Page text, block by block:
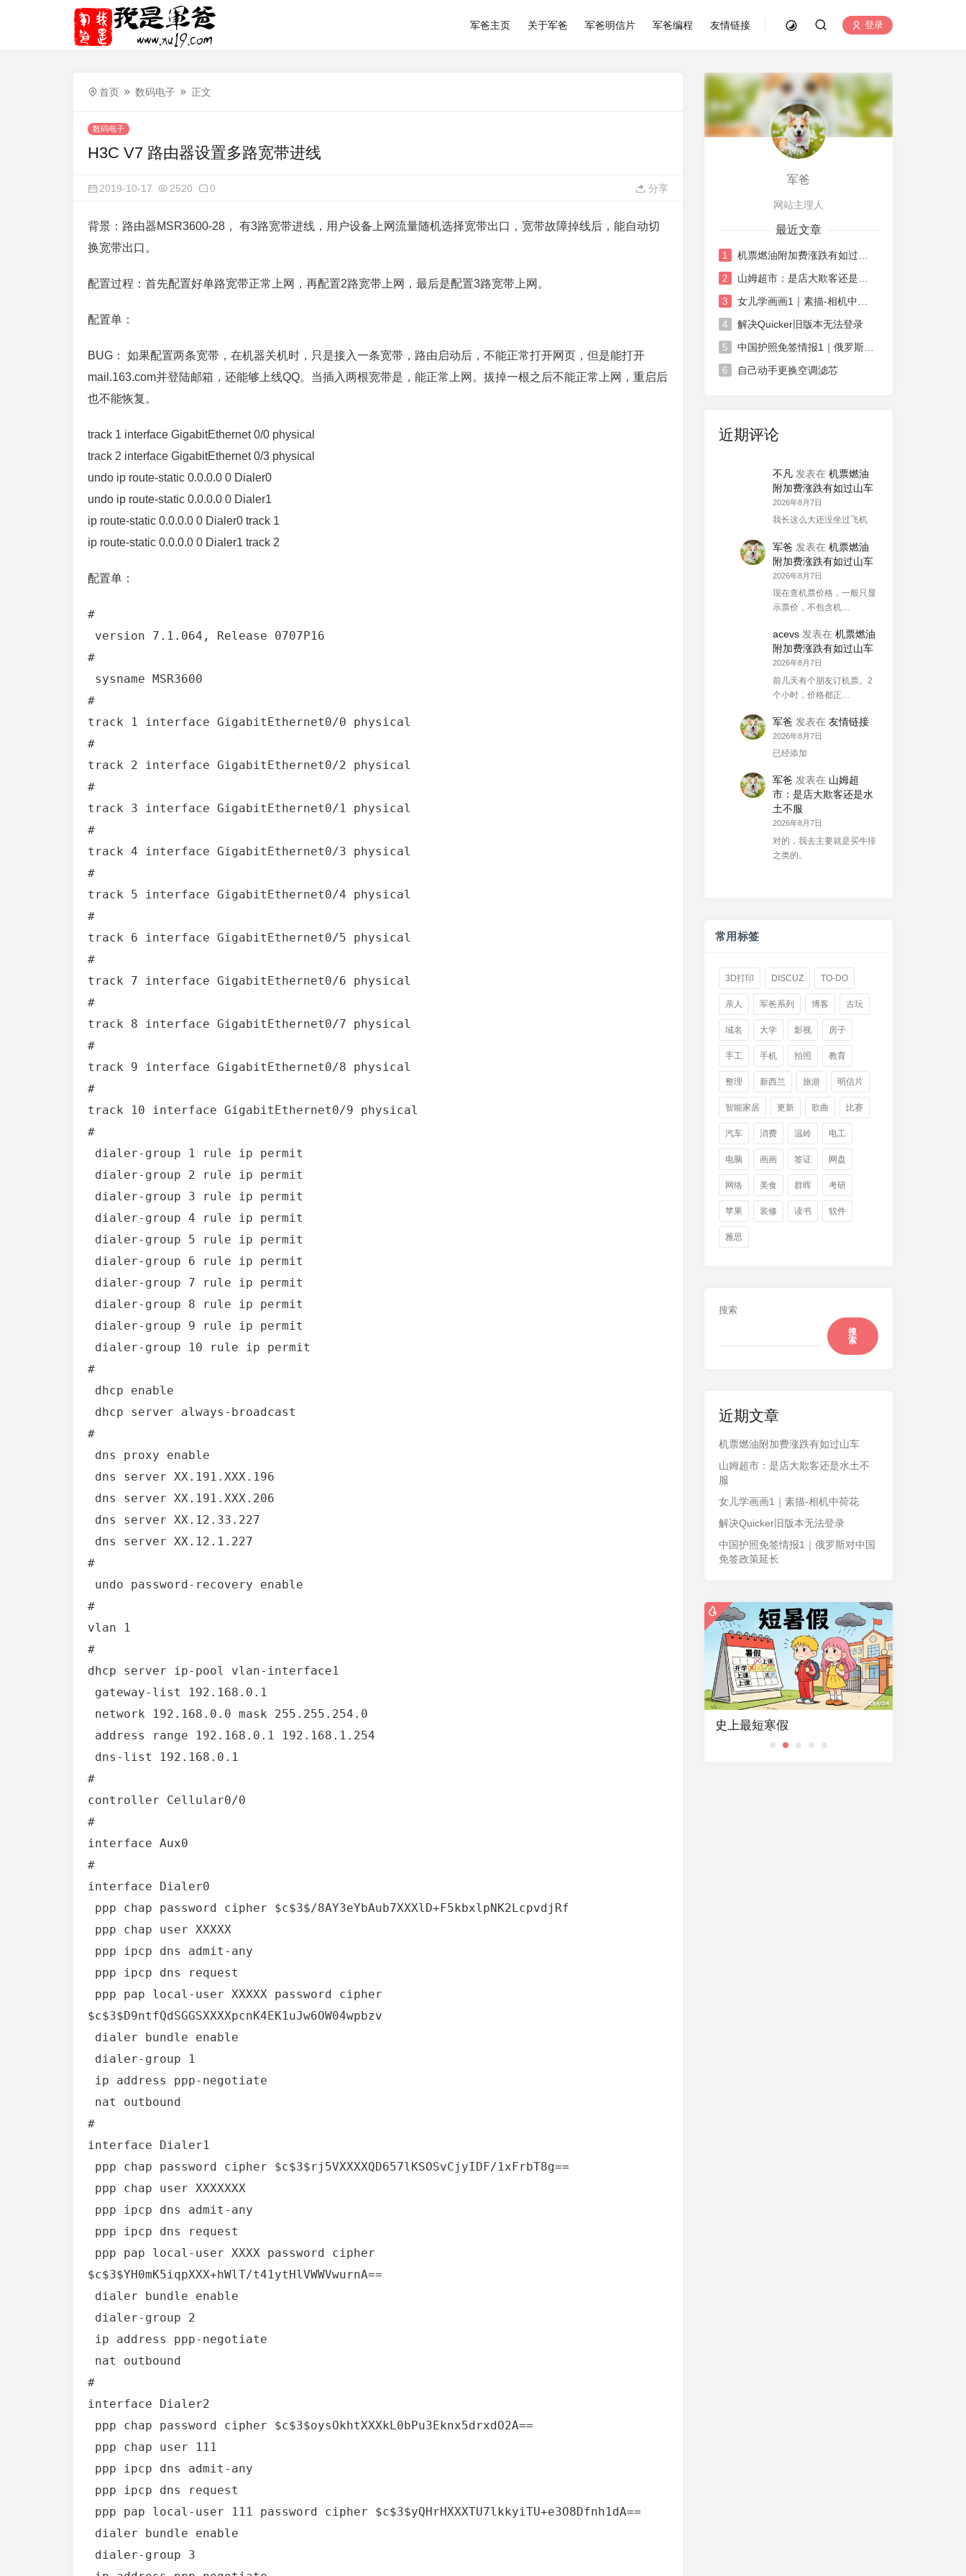
军爸主页 关于军爸 军爸明信片 军爸编程 友情链接 登录
首页 数码电子 正文
数码电子
H3C V7 路由器设置多路宽带进线
2019-10-17 2520 0 分享
背景：路由器MSR3600-28， 有3路宽带进线，用户设备上网流量随机选择宽带出口，宽带故障掉线后，能自动切
换宽带出口。
配置过程：首先配置好单路宽带正常上网，再配置2路宽带上网，最后是配置3路宽带上网。
配置单：
BUG： 如果配置两条宽带，在机器关机时，只是接入一条宽带，路由启动后，不能正常打开网页，但是能打开
mail.163.com并登陆邮箱，还能够上线QQ。当插入两根宽带是，能正常上网。拔掉一根之后不能正常上网，重启后
也不能恢复。
track 1 interface GigabitEthernet 0/0 physical
track 2 interface GigabitEthernet 0/3 physical
undo ip route-static 0.0.0.0 0 Dialer0
undo ip route-static 0.0.0.0 0 Dialer1
ip route-static 0.0.0.0 0 Dialer0 track 1
ip route-static 0.0.0.0 0 Dialer1 track 2
配置单：
#
#
#
track 1 interface GigabitEthernet0/0 physical
#
track 2 interface GigabitEthernet0/2 physical
#
track 3 interface GigabitEthernet0/1 physical
#
track 4 interface GigabitEthernet0/3 physical
#
track 5 interface GigabitEthernet0/4 physical
#
track 6 interface GigabitEthernet0/5 physical
#
track 7 interface GigabitEthernet0/6 physical
#
track 8 interface GigabitEthernet0/7 physical
#
track 9 interface GigabitEthernet0/8 physical
#
track 10 interface GigabitEthernet0/9 physical
#
#
#
#
#
vlan 1
#
dhcp server ip-pool vlan-interface1
#
controller Cellular0/0
#
interface Aux0
#
interface Dialer0
$c$3$D9ntfQdSGGSXXXXpcnK4EK1uJw6OW04wpbzv
#
interface Dialer1
$c$3$YH0mK5iqpXXX+hWlT/t41ytHlVWWVwurnA==
#
interface Dialer2
军爸
网站主理人
最近文章
1
2
3
4 解决Quicker旧版本无法登录
5 中国护照免签情报1｜俄罗斯对中国免签政策延长
6 自己动手更换空调滤芯
近期评论
不凡 发表在 机票燃油
附加费涨跌有如过山车
2026年8月7日
我长这么大还没坐过飞机
军爸 发表在 机票燃油
附加费涨跌有如过山车
2026年8月7日
现在查机票价格，一般只显
示票价，不包含机…
acevs 发表在 机票燃油
附加费涨跌有如过山车
2026年8月7日
前几天有个朋友订机票。2
个小时，价格都正…
军爸 发表在 友情链接
2026年8月7日
已经添加
军爸 发表在 山姆超
市：是店大欺客还是水
土不服
2026年8月7日
对的，我去主要就是买牛排
之类的。
常用标签
3D打印 DISCUZ TO-DO
亲人 军爸系列 博客 古玩
域名 大学 影视 房子
手工 手机 拍照 教育
整理 新西兰 旅游 明信片
智能家居 更新 歌曲 比赛
汽车 消费 温岭 电工
电脑 画画 签证 网盘
网络 美食 群晖 考研
苹果 装修 读书 软件
雅思
搜索
搜
索
近期文章
机票燃油附加费涨跌有如过山车
山姆超市：是店大欺客还是水土不
服
女儿学画画1｜素描-相机中荷花
解决Quicker旧版本无法登录
中国护照免签情报1｜俄罗斯对中国
免签政策延长
DPP使用技巧全攻略